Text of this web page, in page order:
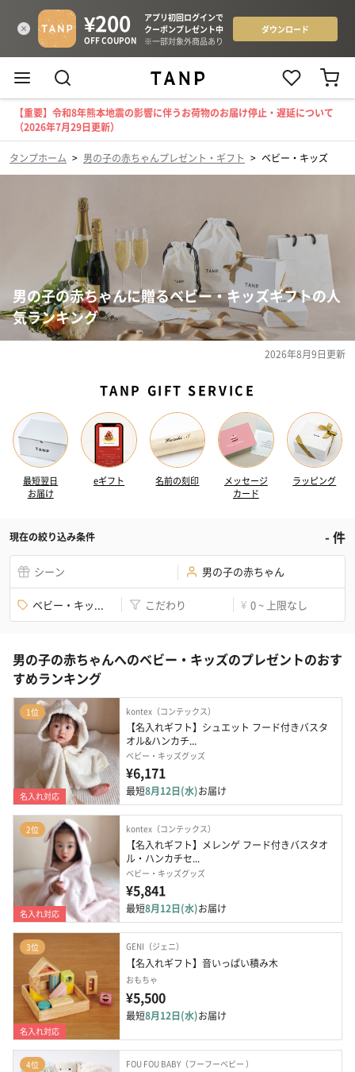
【重要】令和8年熊本地震の影響に伴うお荷物のお届け停止・遅延について
（2026年7月29日更新）
タンプホーム > 男の子の赤ちゃんプレゼント・ギフト > ベビー・キッズ
男の子の赤ちゃんに贈るベビー・キッズギフトの人
気ランキング
2026年8月9日更新
TANP GIFT SERVICE
最短翌日
お届け
eギフト 名前の刻印
メッセージ
カード
ラッピング
現在の絞り込み条件 -件
シーン 男の子の赤ちゃん
ベビー・キッ... こだわり ¥ 0 ~ 上限なし
男の子の赤ちゃんへのベビー・キッズのプレゼントのおす
すめランキング
1位
名入れ対応
kontex（コンテックス）
【名入れギフト】シュエット フード付きバスタ
オル&ハンカチ...
ベビー・キッズグッズ
¥6,171
最短8月12日(水)お届け
2位
名入れ対応
kontex（コンテックス）
【名入れギフト】メレンゲ フード付きバスタオ
ル・ハンカチセ...
ベビー・キッズグッズ
¥5,841
最短8月12日(水)お届け
3位
名入れ対応
GENI（ジェニ）
【名入れギフト】音いっぱい積み木
おもちゃ
¥5,500
最短8月12日(水)お届け
4位 FOU FOU BABY（フーフーベビー ）